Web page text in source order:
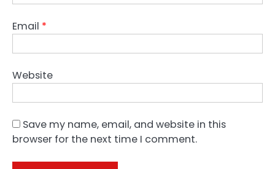
Email *
Website
Save my name, email, and website in this
browser for the next time I comment.